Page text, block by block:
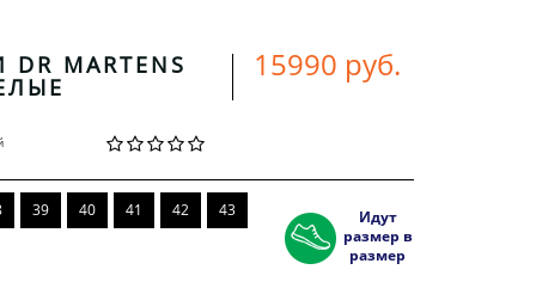
MARTENS 15990 руб.
39 40 41 42 43
Идут
размер в
размер